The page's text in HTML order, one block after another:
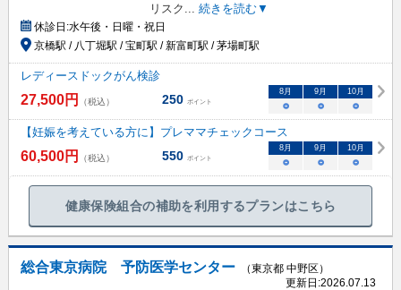
リスク ... 続きを読む▼
休診日:水午後・日曜・祝日
京橋駅 / 八丁堀駅 / 宝町駅 / 新富町駅 / 茅場町駅
レディースドックがん検診
27,500円 （税込） 250 ポイント
8月 9月 10月
○ ○ ○
【妊娠を考えている方に】プレママチェックコース
60,500円 （税込） 550 ポイント
8月 9月 10月
○ ○ ○
健康保険組合の補助を利用するプランはこちら
総合東京病院 予防医学センター
（東京都 中野区）
更新日:2026.07.13